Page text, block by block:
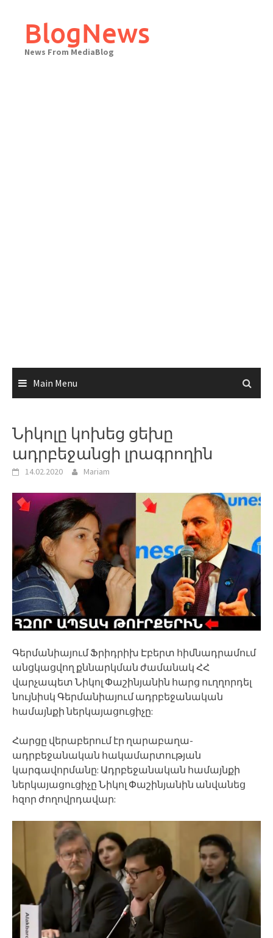
contentBlogNews
News From MediaBlog
Main Menu
Նիկոլը կոխեց ցեխը
ադրբեջանցի լրագրողին
14.02.2020 Mariam
Գերմանիայում Ֆրիդրիխ Էբերտ հիմնադրամում
անցկացվող քննարկման ժամանակ ՀՀ
վարչապետ Նիկոլ Փաշինյանին հարց ուղղորդել
նույնիսկ Գերմանիայում ադրբեջանական
համայնքի ներկայացուցիչը:
Հարցը վերաբերում էր ղարաբաղա-
ադրբեջանական հակամարտության
կարգավորմանը: Ադրբեջանական համայնքի
ներկայացուցիչը Նիկոլ Փաշինյանին անվանեց
հզոր ժողովրդավար: